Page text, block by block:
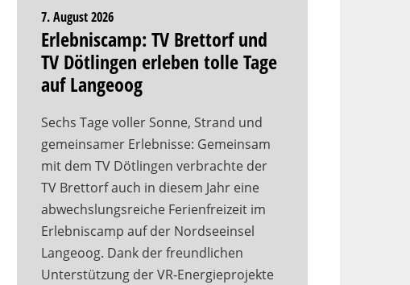
7. August 2026
Erlebniscamp: TV Brettorf und
TV Dötlingen erleben tolle Tage
auf Langeoog
Sechs Tage voller Sonne, Strand und
gemeinsamer Erlebnisse: Gemeinsam
mit dem TV Dötlingen verbrachte der
TV Brettorf auch in diesem Jahr eine
abwechslungsreiche Ferienfreizeit im
Erlebniscamp auf der Nordseeinsel
Langeoog. Dank der freundlichen
Unterstützung der VR-Energieprojekte